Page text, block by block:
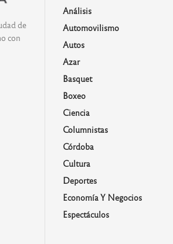
de
con
Análisis
Automovilismo
Autos
Azar
Basquet
Boxeo
Ciencia
Columnistas
Córdoba
Cultura
Deportes
Economía Y Negocios
Espectáculos